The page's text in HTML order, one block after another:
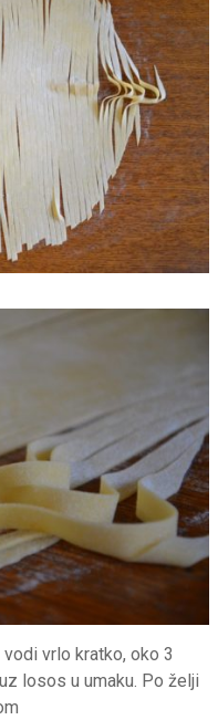
vrlo kratko, oko 3
losos u umaku. Po želji